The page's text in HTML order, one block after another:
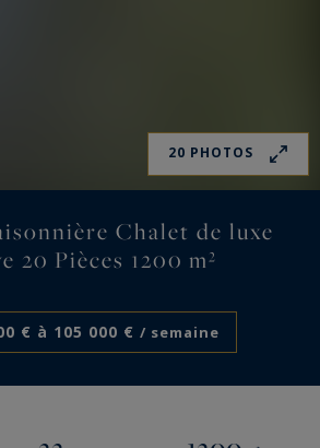
20 PHOTOS
Chalet de luxe
20 Pièces 1200 m²
€ à 105 000 € / semaine